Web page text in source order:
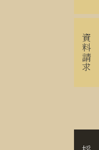
資料請求